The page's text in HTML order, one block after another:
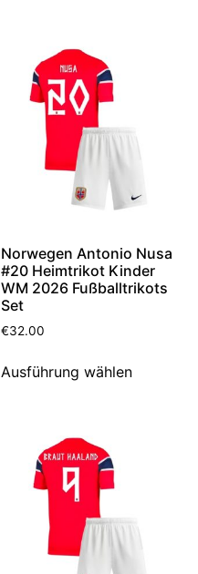
Norwegen Antonio Nusa
#20 Heimtrikot Kinder
WM 2026 Fußballtrikots
Set
€32.00
Ausführung wählen